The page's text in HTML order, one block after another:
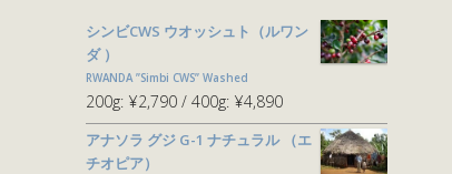
シンビCWS ウオッシュト（ルワン
ダ ）
RWANDA ”Simbi CWS” Washed
200g: ¥2,790 400g: ¥4,890
アナソラ グジ G-1 ナチュラル （エ
チオピア）